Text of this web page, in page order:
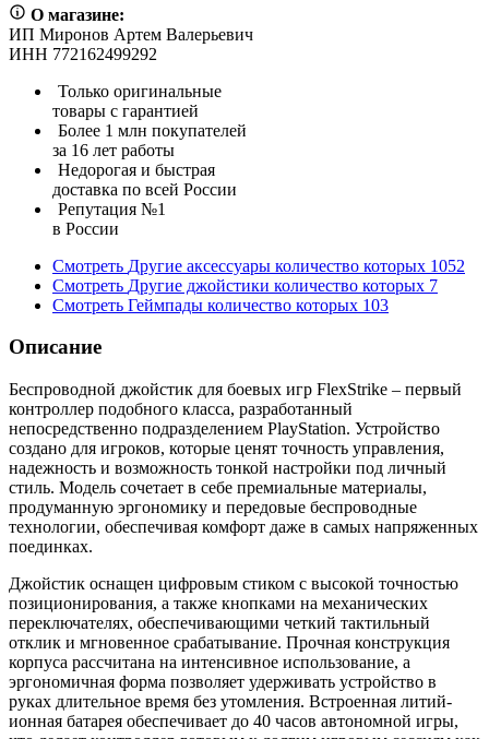
О магазине:
ИП Миронов Артем Валерьевич
ИНН 772162499292
Только оригинальные
товары с гарантией
Более 1 млн покупателей
за 16 лет работы
Недорогая и быстрая
доставка по всей России
Репутация №1
в России
Смотреть Другие аксессуары количество которых 1052
Смотреть Другие джойстики количество которых 7
Смотреть Геймпады количество которых 103
Описание
Беспроводной джойстик для боевых игр FlexStrike – первый
контроллер подобного класса, разработанный
непосредственно подразделением PlayStation. Устройство
создано для игроков, которые ценят точность управления,
надежность и возможность тонкой настройки под личный
стиль. Модель сочетает в себе премиальные материалы,
продуманную эргономику и передовые беспроводные
технологии, обеспечивая комфорт даже в самых напряженных
поединках.
Джойстик оснащен цифровым стиком с высокой точностью
позиционирования, а также кнопками на механических
переключателях, обеспечивающими четкий тактильный
отклик и мгновенное срабатывание. Прочная конструкция
корпуса рассчитана на интенсивное использование, а
эргономичная форма позволяет удерживать устройство в
руках длительное время без утомления. Встроенная литий-
ионная батарея обеспечивает до 40 часов автономной игры,